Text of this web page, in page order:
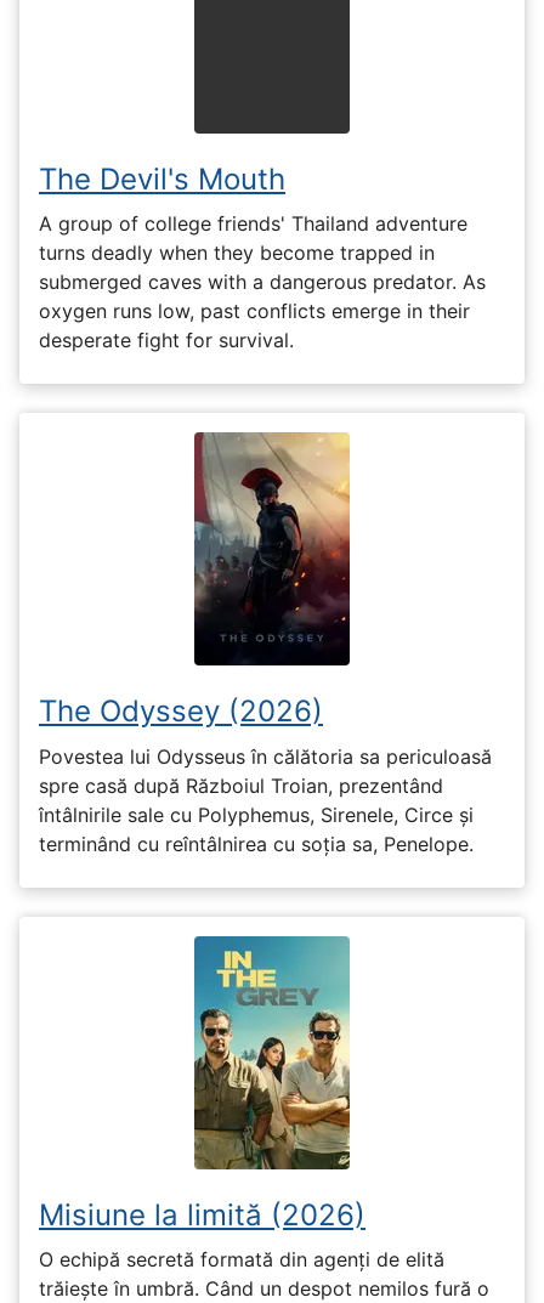
The Devil's Mouth
A group of college friends' Thailand adventure
turns deadly when they become trapped in
submerged caves with a dangerous predator. As
oxygen runs low, past conflicts emerge in their
desperate fight for survival.
The Odyssey (2026)
Povestea lui Odysseus în călătoria sa periculoasă
spre casă după Războiul Troian, prezentând
întâlnirile sale cu Polyphemus, Sirenele, Circe și
terminând cu reîntâlnirea cu soția sa, Penelope.
Misiune la limită (2026)
O echipă secretă formată din agenți de elită
trăiește în umbră. Când un despot nemilos fură o